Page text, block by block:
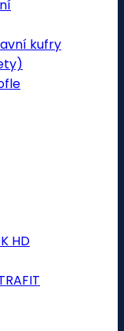
kufry
HD